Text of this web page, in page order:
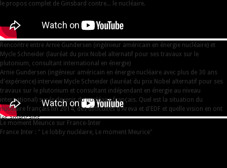
le propos complet de Ginsbard contre... le nucléaire.
Rencontre entre Arnie Gundersen (ingénieur américain en énergie nucléaire) et
Mycle Schneider (lauréat du prix Nobel alternatif pour ses travaux sur le
plutonium, consultant international en énergie)
Arnie Gundersen (ingénieur américain en énergie nucléaire avec plus de 30 ans
d'expérience) interview Mycle Schneider (lauréat du prix Nobel alternatif pour ses
travaux sur le plutonium et consultant indépendant en énergie au niveau
international) sur le devenir du nucléaire français. Quel est la situation du
nucléaire français fin 2014, des difficultés d'Areva et d'EDF et quelle vision en ont
les américains.
Le moment Meurice sur France-Inter
France Inter : " Le lobby nucléaire, Le moment Meurice"